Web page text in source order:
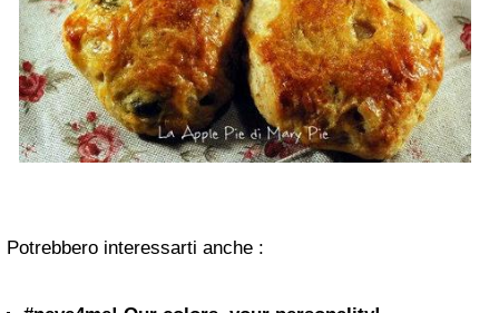
Potrebbero interessarti anche :